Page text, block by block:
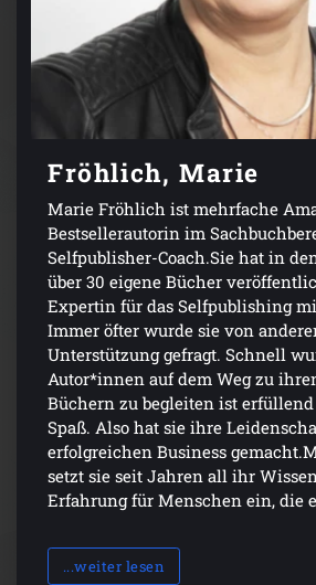
Fröhlich, Marie
Marie Fröhlich ist mehrfache
Bestsellerautorin im
Selfpublisher-Coach.Sie hat in
über 30 eigene Bücher
Expertin für das Selfpublishing
Immer öfter wurde sie von
Unterstützung gefragt. Schnell
Autor*innen auf dem Weg zu
Büchern zu begleiten ist
Spaß. Also hat sie ihre
erfolgreichen Business
setzt sie seit Jahren all ihr
Erfahrung für Menschen ein, die
...weiter lesen